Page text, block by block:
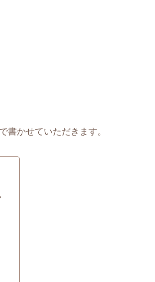
かせていただきます。